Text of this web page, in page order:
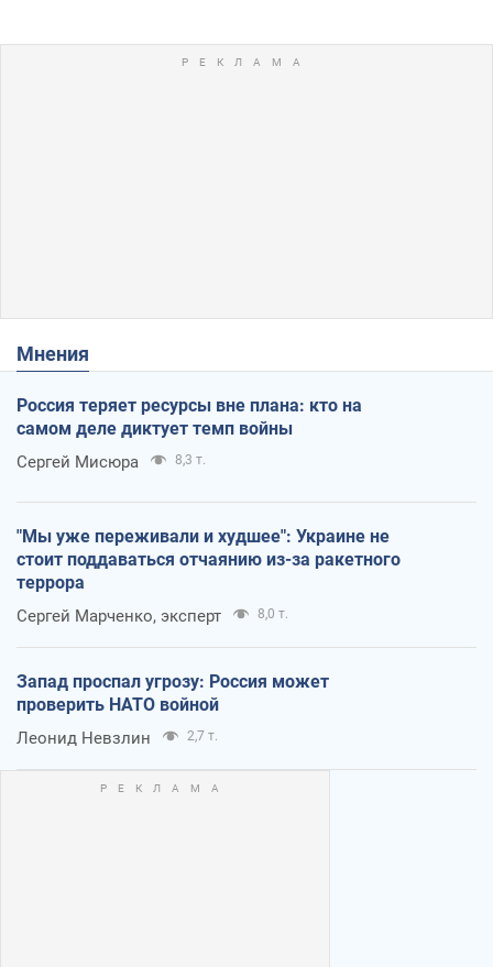
Мнения
Россия теряет ресурсы вне плана: кто на
самом деле диктует темп войны
Сергей Мисюра 8,3 т.
"Мы уже переживали и худшее": Украине не
стоит поддаваться отчаянию из-за ракетного
террора
Сергей Марченко, эксперт 8,0 т.
Запад проспал угрозу: Россия может
проверить НАТО войной
Леонид Невзлин 2,7 т.